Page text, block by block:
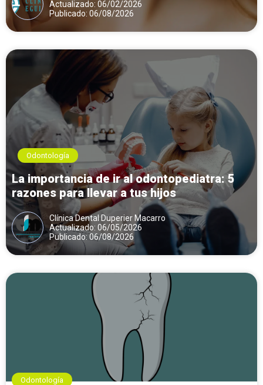
Actualizado: 06/02/2026
Publicado: 06/08/2026
Odontología
La importancia de ir al odontopediatra: 5
razones para llevar a tus hijos
Clínica Dental Duperier Macarro
Actualizado: 06/05/2026
Publicado: 06/08/2026
Odontología